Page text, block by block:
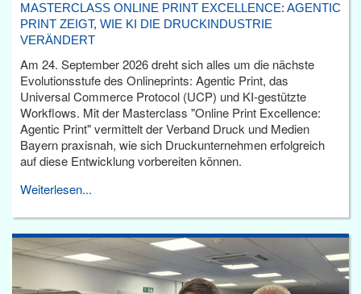
MASTERCLASS ONLINE PRINT EXCELLENCE: AGENTIC
PRINT ZEIGT, WIE KI DIE DRUCKINDUSTRIE
VERÄNDERT
Am 24. September 2026 dreht sich alles um die nächste
Evolutionsstufe des Onlineprints: Agentic Print, das
Universal Commerce Protocol (UCP) und KI-gestützte
Workflows. Mit der Masterclass "Online Print Excellence:
Agentic Print" vermittelt der Verband Druck und Medien
Bayern praxisnah, wie sich Druckunternehmen erfolgreich
auf diese Entwicklung vorbereiten können.
Weiterlesen...